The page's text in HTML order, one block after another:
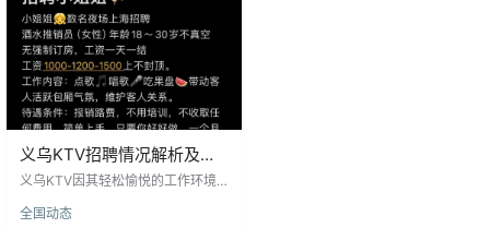
义乌KTV招聘情况解析及工
作体验分享
义乌KTV因其轻松愉悦的工作环境
的优选。这些工作合法合规，完全
全国动态